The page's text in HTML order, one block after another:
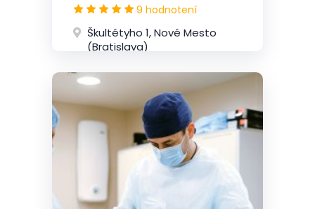
9 hodnotení
Škultétyho 1, Nové Mesto
(Bratislava)